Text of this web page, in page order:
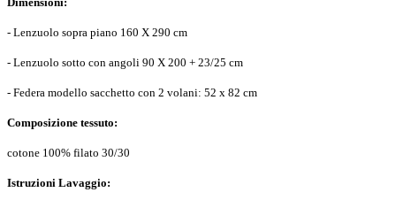
- Lenzuolo sopra piano 160 X 290 cm
- Lenzuolo sotto con angoli 90 X 200 + 23/25 cm
- Federa modello sacchetto con 2 volani: 52 x 82 cm
Composizione tessuto:
cotone 100% filato 30/30
Istruzioni Lavaggio: